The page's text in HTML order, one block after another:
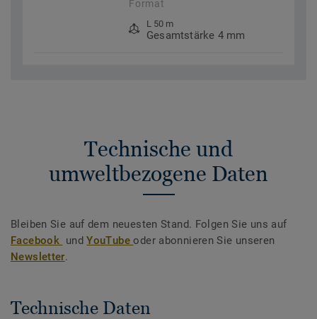
Format
L 50 m
Gesamtstärke 4 mm
Technische und
umweltbezogene Daten
Bleiben Sie auf dem neuesten Stand. Folgen Sie uns auf
Facebook undYouTubeoder abonnieren Sie unseren
Newsletter.
Technische Daten